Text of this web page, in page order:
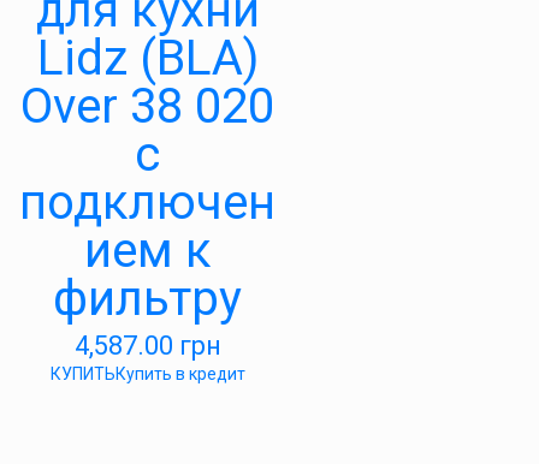
Lidz (BLA)
Over 38 020
с
подключен
ием к
фильтру
4,587.00 грн
КУПИТЬКупить в кредит